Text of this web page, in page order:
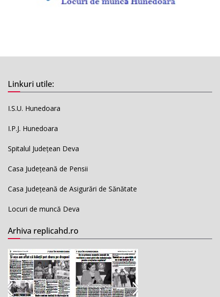
Linkuri utile:
I.S.U. Hunedoara
I.P.J. Hunedoara
Spitalul Județean Deva
Casa Județeană de Pensii
Casa Județeană de Asigurări de Sănătate
Locuri de muncă Deva
Arhiva replicahd.ro